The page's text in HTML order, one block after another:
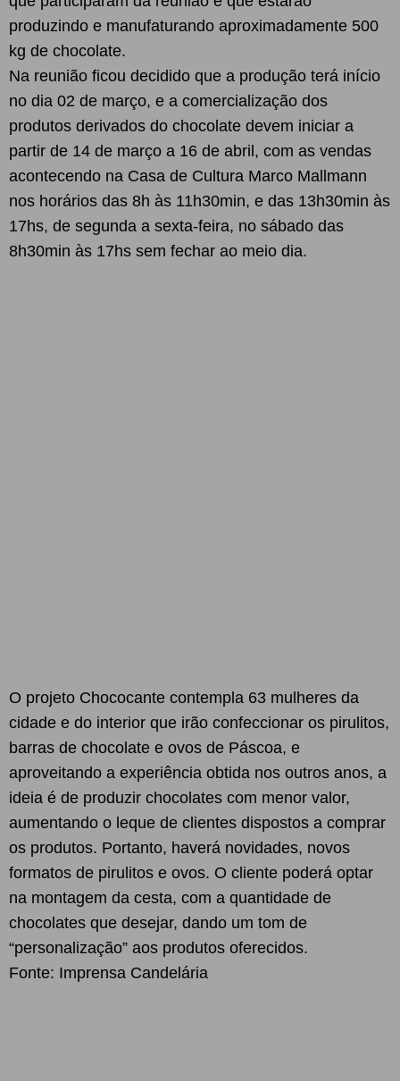
produzindo e manufaturando aproximadamente 500
kg de chocolate.
Na reunião ficou decidido que a produção terá início
no dia 02 de março, e a comercialização dos
produtos derivados do chocolate devem iniciar a
partir de 14 de março a 16 de abril, com as vendas
acontecendo na Casa de Cultura Marco Mallmann
nos horários das 8h às 11h30min, e das 13h30min às
17hs, de segunda a sexta-feira, no sábado das
8h30min às 17hs sem fechar ao meio dia.
O projeto Chococante contempla 63 mulheres da
cidade e do interior que irão confeccionar os pirulitos,
barras de chocolate e ovos de Páscoa, e
aproveitando a experiência obtida nos outros anos, a
ideia é de produzir chocolates com menor valor,
aumentando o leque de clientes dispostos a comprar
os produtos. Portanto, haverá novidades, novos
formatos de pirulitos e ovos. O cliente poderá optar
na montagem da cesta, com a quantidade de
chocolates que desejar, dando um tom de
“personalização” aos produtos oferecidos.
Fonte: Imprensa Candelária